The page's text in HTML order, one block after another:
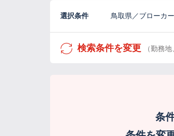
選択条件 鳥取県／ブローカ
検索条件を変更 （勤務
条